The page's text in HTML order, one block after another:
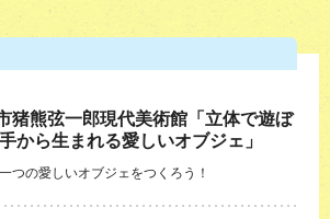
猪熊弦一郎現代美術館「立体で遊ぼ
から生まれる愛しいオブジェ」
つの愛しいオブジェをつくろう！